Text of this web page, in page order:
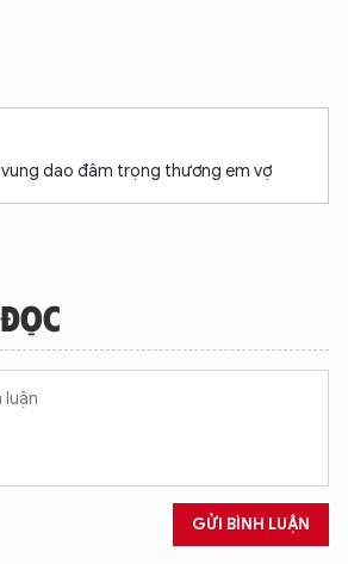
vung dao đâm trọng thương em vợ
GỬI BÌNH LUẬN